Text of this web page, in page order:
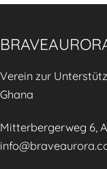
Verein zur
Ghana
Mitterbergerweg 6,